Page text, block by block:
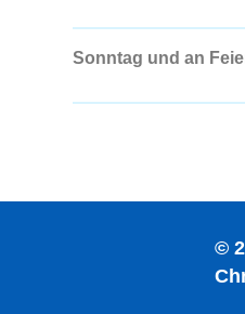
Sonntag und an
©